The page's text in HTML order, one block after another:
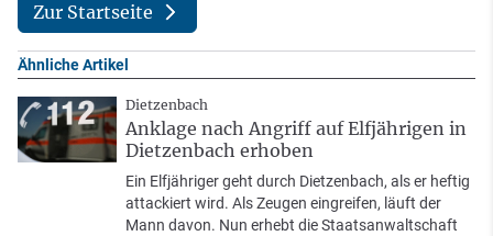
Zur Startseite
Ähnliche Artikel
Dietzenbach
Anklage nach Angriff auf Elfjährigen in
Dietzenbach erhoben
Ein Elfjähriger geht durch Dietzenbach, als er heftig
attackiert wird. Als Zeugen eingreifen, läuft der
Mann davon. Nun erhebt die Staatsanwaltschaft